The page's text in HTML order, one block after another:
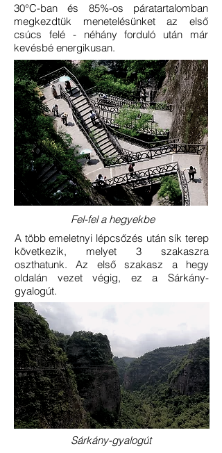
30°C-ban és 85%-os páratartalomban
megkezdtük menetelésünket az első
csúcs felé - néhány forduló után már
kevésbé energikusan.
Fel-fel a hegyekbe
A több emeletnyi lépcsőzés után sík terep
következik, melyet 3 szakaszra
oszthatunk. Az első szakasz a hegy
oldalán vezet végig, ez a Sárkány-
gyalogút.
Sárkány-gyalogút